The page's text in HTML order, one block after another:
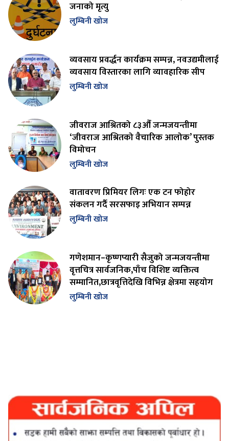
जनाको मृत्यु
लुम्बिनी खोज
व्यवसाय प्रवर्द्धन कार्यक्रम सम्पन्न, नवउद्यमीलाई
व्यवसाय विस्तारका लागि व्यावहारिक सीप
लुम्बिनी खोज
जीवराज आश्रितको ८३औँ जन्मजयन्तीमा
‘जीवराज आश्रितको वैचारिक आलोक’ पुस्तक
विमोचन
लुम्बिनी खोज
वातावरण प्रिमियर लिगः एक टन फोहोर
संकलन गर्दै सरसफाइ अभियान सम्पन्न
लुम्बिनी खोज
गणेशमान–कृष्णप्यारी सैजुको जन्मजयन्तीमा
वृत्तचित्र सार्वजनिक,पाँच विशिष्ट व्यक्तित्व
सम्मानित,छात्रवृत्तिदेखि विभिन्न क्षेत्रमा सहयोग
लुम्बिनी खोज